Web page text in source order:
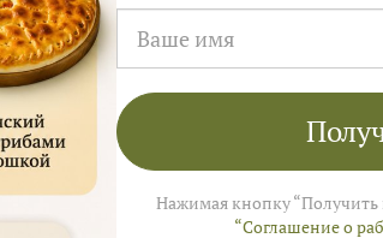
Нажимая кнопку
“Соглашение о